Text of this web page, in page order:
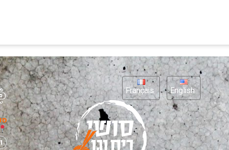
English
Français